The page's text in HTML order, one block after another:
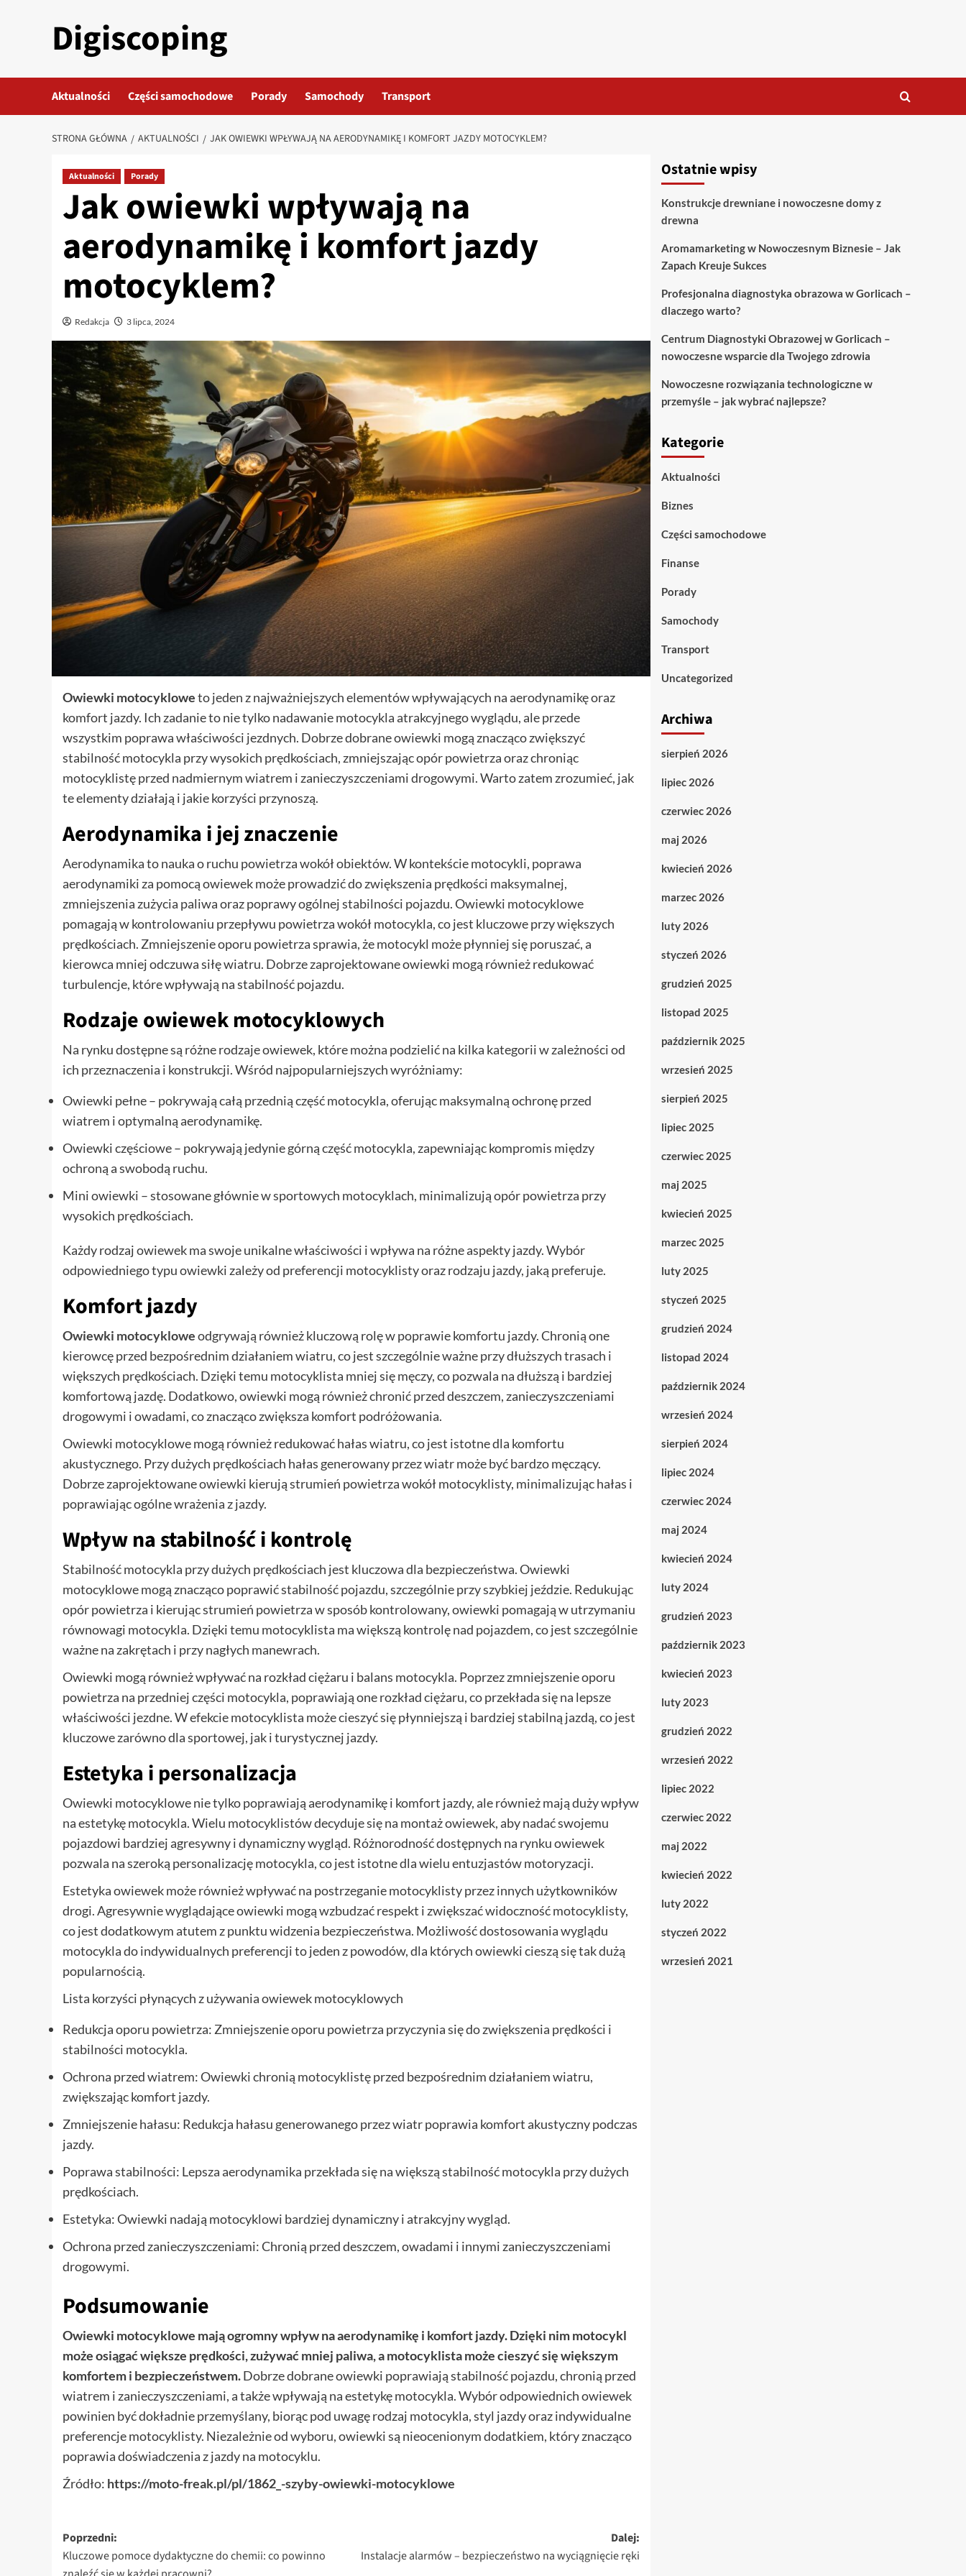
Digiscoping
Aktualności Części samochodowe Porady Samochody Transport
STRONA GŁÓWNA AKTUALNOŚCI JAK OWIEWKI WPŁYWAJĄ NA AERODYNAMIKĘ I KOMFORT JAZDY MOTOCYKLEM?
Aktualności Porady
Jak owiewki wpływają na
aerodynamikę i komfort jazdy
motocyklem?
Redakcja 3 lipca, 2024
Owiewki motocykloweto jeden z najważniejszych elementów wpływających na aerodynamikę oraz
komfort jazdy. Ich zadanie to nie tylko nadawanie motocykla atrakcyjnego wyglądu, ale przede
wszystkim poprawa właściwości jezdnych. Dobrze dobrane owiewki mogą znacząco zwiększyć
stabilność motocykla przy wysokich prędkościach, zmniejszając opór powietrza oraz chroniąc
motocyklistę przed nadmiernym wiatrem i zanieczyszczeniami drogowymi. Warto zatem zrozumieć, jak
te elementy działają i jakie korzyści przynoszą.
Aerodynamika i jej znaczenie
Aerodynamika to nauka o ruchu powietrza wokół obiektów. W kontekście motocykli, poprawa
aerodynamiki za pomocą owiewek może prowadzić do zwiększenia prędkości maksymalnej,
zmniejszenia zużycia paliwa oraz poprawy ogólnej stabilności pojazdu. Owiewki motocyklowe
pomagają w kontrolowaniu przepływu powietrza wokół motocykla, co jest kluczowe przy większych
prędkościach. Zmniejszenie oporu powietrza sprawia, że motocykl może płynniej się poruszać, a
kierowca mniej odczuwa siłę wiatru. Dobrze zaprojektowane owiewki mogą również redukować
turbulencje, które wpływają na stabilność pojazdu.
Rodzaje owiewek motocyklowych
Na rynku dostępne są różne rodzaje owiewek, które można podzielić na kilka kategorii w zależności od
ich przeznaczenia i konstrukcji. Wśród najpopularniejszych wyróżniamy:
Owiewki pełne – pokrywają całą przednią część motocykla, oferując maksymalną ochronę przed
wiatrem i optymalną aerodynamikę.
Owiewki częściowe – pokrywają jedynie górną część motocykla, zapewniając kompromis między
ochroną a swobodą ruchu.
Mini owiewki – stosowane głównie w sportowych motocyklach, minimalizują opór powietrza przy
wysokich prędkościach.
Każdy rodzaj owiewek ma swoje unikalne właściwości i wpływa na różne aspekty jazdy. Wybór
odpowiedniego typu owiewki zależy od preferencji motocyklisty oraz rodzaju jazdy, jaką preferuje.
Komfort jazdy
Owiewki motocykloweodgrywają również kluczową rolę w poprawie komfortu jazdy. Chronią one
kierowcę przed bezpośrednim działaniem wiatru, co jest szczególnie ważne przy dłuższych trasach i
większych prędkościach. Dzięki temu motocyklista mniej się męczy, co pozwala na dłuższą i bardziej
komfortową jazdę. Dodatkowo, owiewki mogą również chronić przed deszczem, zanieczyszczeniami
drogowymi i owadami, co znacząco zwiększa komfort podróżowania.
Owiewki motocyklowe mogą również redukować hałas wiatru, co jest istotne dla komfortu
akustycznego. Przy dużych prędkościach hałas generowany przez wiatr może być bardzo męczący.
Dobrze zaprojektowane owiewki kierują strumień powietrza wokół motocyklisty, minimalizując hałas i
poprawiając ogólne wrażenia z jazdy.
Wpływ na stabilność i kontrolę
Stabilność motocykla przy dużych prędkościach jest kluczowa dla bezpieczeństwa. Owiewki
motocyklowe mogą znacząco poprawić stabilność pojazdu, szczególnie przy szybkiej jeździe. Redukując
opór powietrza i kierując strumień powietrza w sposób kontrolowany, owiewki pomagają w utrzymaniu
równowagi motocykla. Dzięki temu motocyklista ma większą kontrolę nad pojazdem, co jest szczególnie
ważne na zakrętach i przy nagłych manewrach.
Owiewki mogą również wpływać na rozkład ciężaru i balans motocykla. Poprzez zmniejszenie oporu
powietrza na przedniej części motocykla, poprawiają one rozkład ciężaru, co przekłada się na lepsze
właściwości jezdne. W efekcie motocyklista może cieszyć się płynniejszą i bardziej stabilną jazdą, co jest
kluczowe zarówno dla sportowej, jak i turystycznej jazdy.
Estetyka i personalizacja
Owiewki motocyklowe nie tylko poprawiają aerodynamikę i komfort jazdy, ale również mają duży wpływ
na estetykę motocykla. Wielu motocyklistów decyduje się na montaż owiewek, aby nadać swojemu
pojazdowi bardziej agresywny i dynamiczny wygląd. Różnorodność dostępnych na rynku owiewek
pozwala na szeroką personalizację motocykla, co jest istotne dla wielu entuzjastów motoryzacji.
Estetyka owiewek może również wpływać na postrzeganie motocyklisty przez innych użytkowników
drogi. Agresywnie wyglądające owiewki mogą wzbudzać respekt i zwiększać widoczność motocyklisty,
co jest dodatkowym atutem z punktu widzenia bezpieczeństwa. Możliwość dostosowania wyglądu
motocykla do indywidualnych preferencji to jeden z powodów, dla których owiewki cieszą się tak dużą
popularnością.
Lista korzyści płynących z używania owiewek motocyklowych
Redukcja oporu powietrza: Zmniejszenie oporu powietrza przyczynia się do zwiększenia prędkości i
stabilności motocykla.
Ochrona przed wiatrem: Owiewki chronią motocyklistę przed bezpośrednim działaniem wiatru,
zwiększając komfort jazdy.
Zmniejszenie hałasu: Redukcja hałasu generowanego przez wiatr poprawia komfort akustyczny podczas
jazdy.
Poprawa stabilności: Lepsza aerodynamika przekłada się na większą stabilność motocykla przy dużych
prędkościach.
Estetyka: Owiewki nadają motocyklowi bardziej dynamiczny i atrakcyjny wygląd.
Ochrona przed zanieczyszczeniami: Chronią przed deszczem, owadami i innymi zanieczyszczeniami
drogowymi.
Podsumowanie
Owiewki motocyklowe mają ogromny wpływ na aerodynamikę i komfort jazdy. Dzięki nim motocykl
może osiągać większe prędkości, zużywać mniej paliwa, a motocyklista może cieszyć się większym
komfortem i bezpieczeństwem.Dobrze dobrane owiewki poprawiają stabilność pojazdu, chronią przed
wiatrem i zanieczyszczeniami, a także wpływają na estetykę motocykla. Wybór odpowiednich owiewek
powinien być dokładnie przemyślany, biorąc pod uwagę rodzaj motocykla, styl jazdy oraz indywidualne
preferencje motocyklisty. Niezależnie od wyboru, owiewki są nieocenionym dodatkiem, który znacząco
poprawia doświadczenia z jazdy na motocyklu.
Źródło: https://moto-freak.pl/pl/1862_-szyby-owiewki-motocyklowe
Zobacz
wpisy
Poprzedni:
Kluczowe pomoce dydaktyczne do chemii: co powinno
Dalej:
Instalacje alarmów – bezpieczeństwo na wyciągnięcie ręki
Ostatnie wpisy
Konstrukcje drewniane i nowoczesne domy z
drewna
Aromamarketing w Nowoczesnym Biznesie – Jak
Zapach Kreuje Sukces
Profesjonalna diagnostyka obrazowa w Gorlicach –
dlaczego warto?
Centrum Diagnostyki Obrazowej w Gorlicach –
nowoczesne wsparcie dla Twojego zdrowia
Nowoczesne rozwiązania technologiczne w
przemyśle – jak wybrać najlepsze?
Kategorie
Aktualności
Biznes
Części samochodowe
Finanse
Porady
Samochody
Transport
Uncategorized
Archiwa
sierpień 2026
lipiec 2026
czerwiec 2026
maj 2026
kwiecień 2026
marzec 2026
luty 2026
styczeń 2026
grudzień 2025
listopad 2025
październik 2025
wrzesień 2025
sierpień 2025
lipiec 2025
czerwiec 2025
maj 2025
kwiecień 2025
marzec 2025
luty 2025
styczeń 2025
grudzień 2024
listopad 2024
październik 2024
wrzesień 2024
sierpień 2024
lipiec 2024
czerwiec 2024
maj 2024
kwiecień 2024
luty 2024
grudzień 2023
październik 2023
kwiecień 2023
luty 2023
grudzień 2022
wrzesień 2022
lipiec 2022
czerwiec 2022
maj 2022
kwiecień 2022
luty 2022
styczeń 2022
wrzesień 2021